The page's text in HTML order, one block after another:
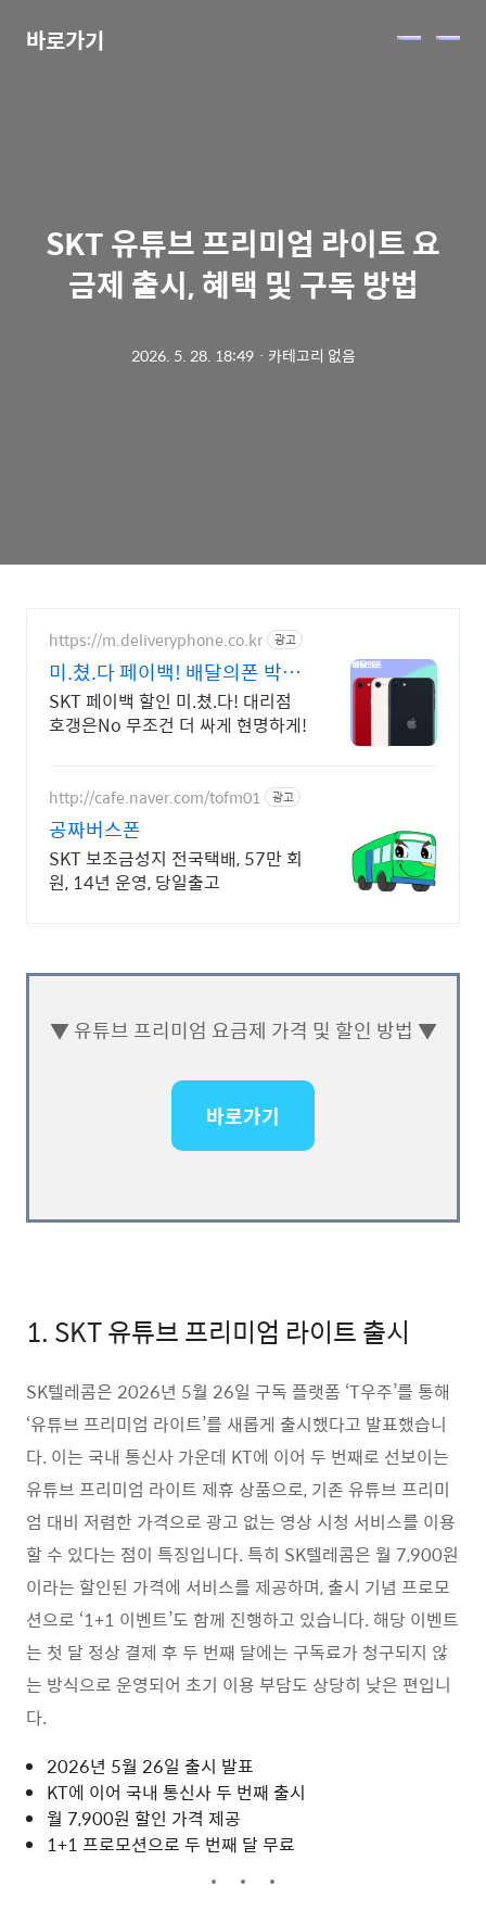
바로가기 메
SKT 유튜브 프리미엄 라이트 요
금제 출시, 혜택 및 구독 방법
2026. 5. 28. 18:49ㆍ 카테고리 없음
https://m.deliveryphone.co.kr 광고
미.쳤.다 페이백! 배달의폰 박리
다매! 무조건 더 할인!
SKT 페이백 할인 미.쳤.다! 대리점
호갱은No 무조건 더 싸게 현명하게!
http://cafe.naver.com/tofm01 광고
공짜버스폰
SKT 보조금성지 전국택배, 57만 회
원, 14년 운영, 당일출고
▼ 유튜브 프리미엄 요금제 가격 및 할인 방법 ▼
바로가기
1. SKT 유튜브 프리미엄 라이트 출시
SK텔레콤은 2026년 5월 26일 구독 플랫폼 ‘T우주’를 통해
‘유튜브 프리미엄 라이트’를 새롭게 출시했다고 발표했습니
다. 이는 국내 통신사 가운데 KT에 이어 두 번째로 선보이는
유튜브 프리미엄 라이트 제휴 상품으로, 기존 유튜브 프리미
엄 대비 저렴한 가격으로 광고 없는 영상 시청 서비스를 이용
할 수 있다는 점이 특징입니다. 특히 SK텔레콤은 월 7,900원
이라는 할인된 가격에 서비스를 제공하며, 출시 기념 프로모
션으로 ‘1+1 이벤트’도 함께 진행하고 있습니다. 해당 이벤트
는 첫 달 정상 결제 후 두 번째 달에는 구독료가 청구되지 않
는 방식으로 운영되어 초기 이용 부담도 상당히 낮은 편입니
다.
2026년 5월 26일 출시 발표
KT에 이어 국내 통신사 두 번째 출시
월 7,900원 할인 가격 제공
1+1 프로모션으로 두 번째 달 무료